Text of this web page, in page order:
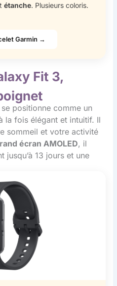
étanche. Plusieurs coloris.
Garmin →
Fit 3,
se positionne comme un
la fois élégant et intuitif. Il
sommeil et votre activité
écran AMOLED, il
jusqu’à 13 jours et une